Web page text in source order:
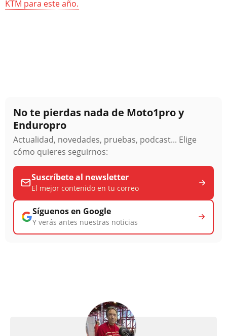
KTM para este año.
No te pierdas nada de Moto1pro y
Enduropro
Actualidad, novedades, pruebas, podcast... Elige
cómo quieres seguirnos:
Suscríbete al newsletter
El mejor contenido en tu correo
Síguenos en Google
Y verás antes nuestras noticias